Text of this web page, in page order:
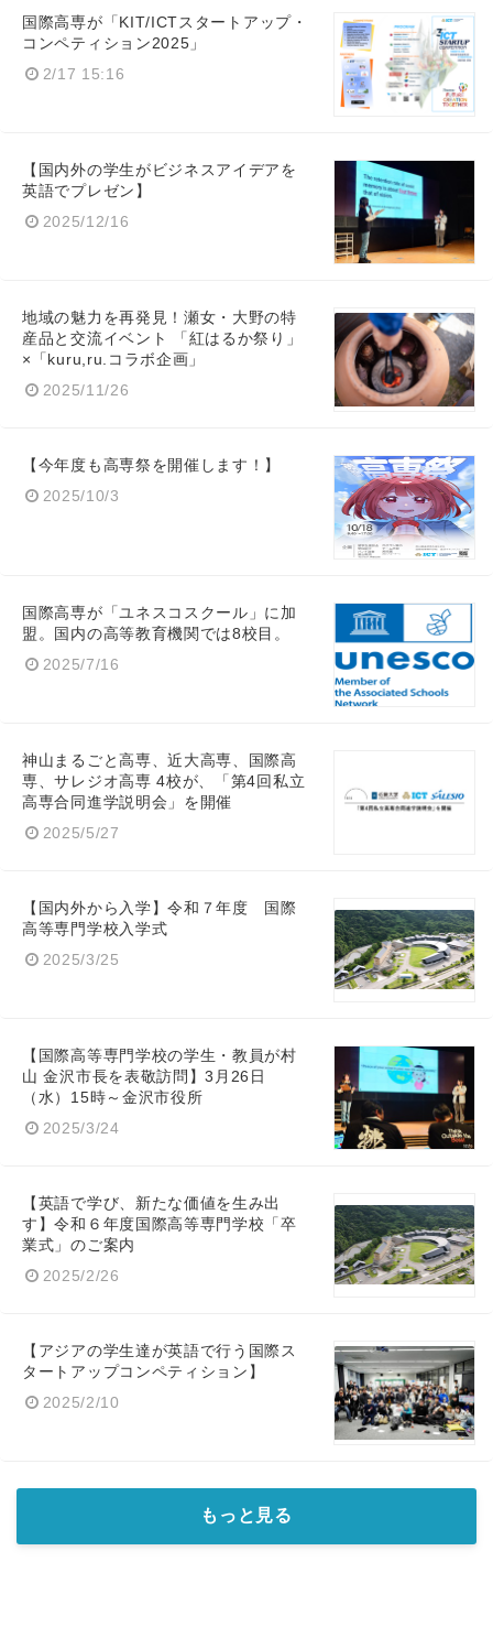
国際高専が「KIT/ICTスタートアップ・
コンペティション2025」
2/17 15:16
【国内外の学生がビジネスアイデアを
英語でプレゼン】
2025/12/16
地域の魅力を再発見！瀬女・大野の特
産品と交流イベント 「紅はるか祭り」
×「kuru,ru.コラボ企画」
2025/11/26
【今年度も高専祭を開催します！】
2025/10/3
国際高専が「ユネスコスクール」に加
盟。国内の高等教育機関では8校目。
2025/7/16
神山まるごと高専、近大高専、国際高
専、サレジオ高専 4校が、「第4回私立
高専合同進学説明会」を開催
2025/5/27
【国内外から入学】令和７年度 国際
高等専門学校入学式
2025/3/25
【国際高等専門学校の学生・教員が村
山 金沢市長を表敬訪問】3月26日
（水）15時～金沢市役所
2025/3/24
【英語で学び、新たな価値を生み出
す】令和６年度国際高等専門学校「卒
業式」のご案内
2025/2/26
【アジアの学生達が英語で行う国際ス
タートアップコンペティション】
2025/2/10
もっと見る